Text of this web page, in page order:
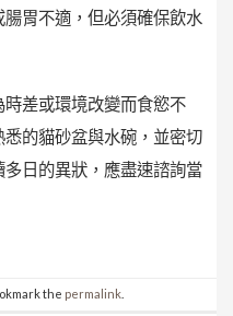
胃不適，但必須確保飲水
差或環境改變而食慾不
的貓砂盆與水碗，並密切
日的異狀，應盡速諮詢當
the permalink.